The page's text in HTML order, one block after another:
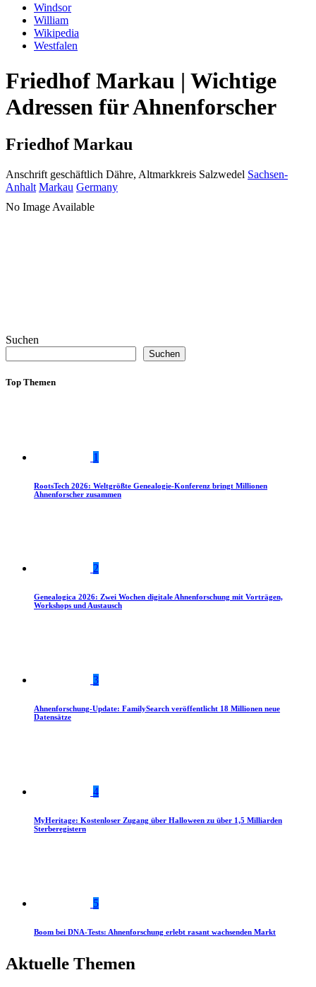
Windsor
William
Wikipedia
Westfalen
Friedhof Markau | Wichtige
Adressen für Ahnenforscher
Friedhof Markau
Anschrift geschäftlich Dähre, Altmarkkreis Salzwedel Sachsen-
Anhalt Markau Germany
No Image Available
Suchen
Suchen
Top Themen
1
RootsTech 2026: Weltgrößte Genealogie-Konferenz bringt Millionen
Ahnenforscher zusammen
2
Genealogica 2026: Zwei Wochen digitale Ahnenforschung mit Vorträgen,
Workshops und Austausch
3
Ahnenforschung-Update: FamilySearch veröffentlicht 18 Millionen neue
Datensätze
4
MyHeritage: Kostenloser Zugang über Halloween zu über 1,5 Milliarden
Sterberegistern
5
Boom bei DNA-Tests: Ahnenforschung erlebt rasant wachsenden Markt
Aktuelle Themen